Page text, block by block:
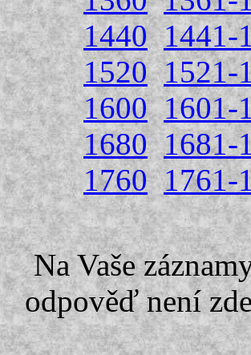
1440 1441-
1520 1521-
1600 1601-
1680 1681-
1760 1761-
Na Vaše
odpověď není